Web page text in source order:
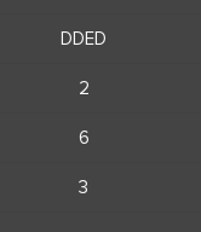
DDED
2
6
3